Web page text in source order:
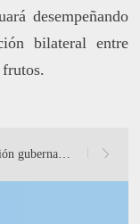
desempeñando
bilateral entre
Delegación gubernamental y empresarial argentina visita el H